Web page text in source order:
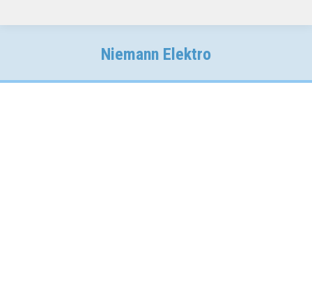
Niemann Elektro